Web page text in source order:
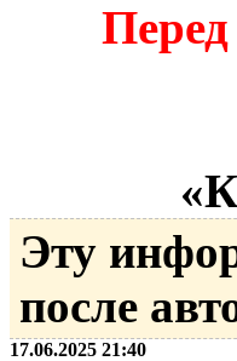
Эту
после
17.06.2025 21:40